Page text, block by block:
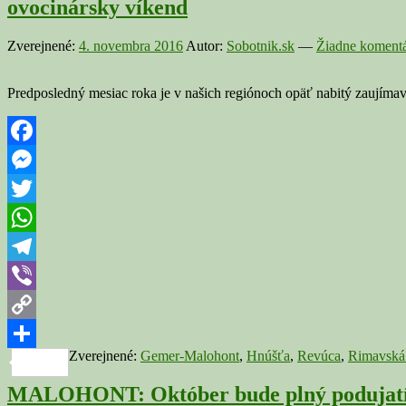
ovocinársky víkend
Zverejnené: 4. novembra 2016 Autor: Sobotnik.sk — Žiadne
Predposledný mesiac roka je v našich regiónoch opäť nabitý
Facebook
Messenger
Twitter
WhatsApp
Telegram
Viber
Copy
Link
Share
Zverejnené: Gemer-Malohont, Hnúšťa, Revúca,
MALOHONT: Október bude plný